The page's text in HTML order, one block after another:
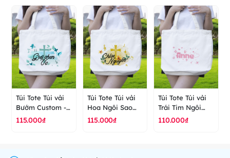
Túi Tote Túi vải
Bướm Custom -
túi vải cao cấp
115.000₫
Túi Tote Túi vải
Hoa Ngôi Sao
Custom - túi vải
115.000₫
Túi Tote Túi vải
Trái Tim Ngôi
Sao Custom - túi
110.000₫